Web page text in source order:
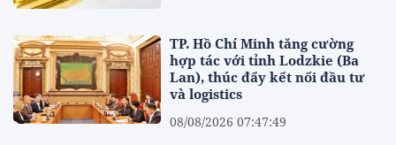
TP. Hồ Chí Minh tăng cường
hợp tác với tỉnh Lodzkie (Ba
Lan), thúc đẩy kết nối đầu tư
và logistics
08/08/2026 07:47:49